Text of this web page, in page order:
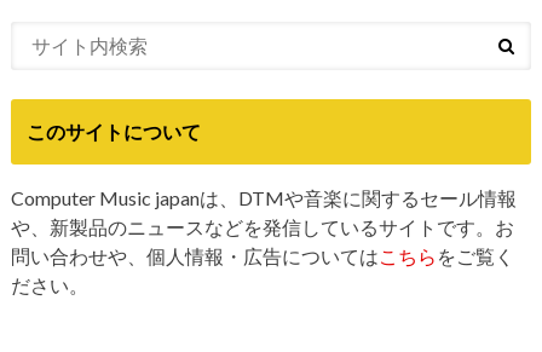
Computer Music japanは、DTMや音楽に関するセール情報
や、新製品のニュースなどを発信しているサイトです。お
問い合わせや、個人情報・広告についてはこちらをご覧く
ださい。
トップ